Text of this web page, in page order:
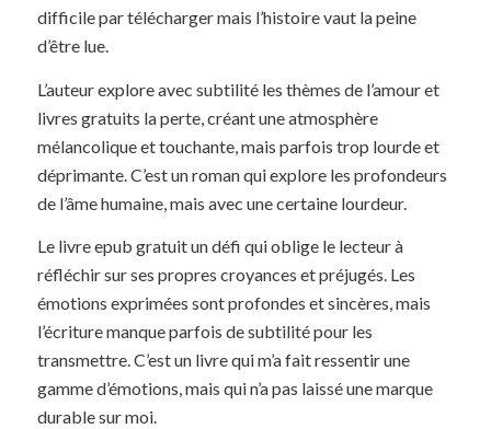
difficile par télécharger mais l’histoire vaut la peine
d’être lue.
L’auteur explore avec subtilité les thèmes de l’amour et
livres gratuits la perte, créant une atmosphère
mélancolique et touchante, mais parfois trop lourde et
déprimante. C’est un roman qui explore les profondeurs
de l’âme humaine, mais avec une certaine lourdeur.
Le livre epub gratuit un défi qui oblige le lecteur à
réfléchir sur ses propres croyances et préjugés. Les
émotions exprimées sont profondes et sincères, mais
l’écriture manque parfois de subtilité pour les
transmettre. C’est un livre qui m’a fait ressentir une
gamme d’émotions, mais qui n’a pas laissé une marque
durable sur moi.